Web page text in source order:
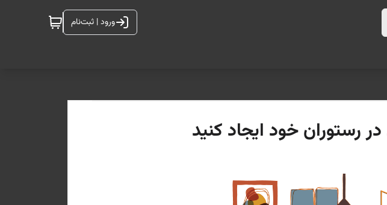
ورود | ثبت‌نام
رستوران خود ایجاد کنید